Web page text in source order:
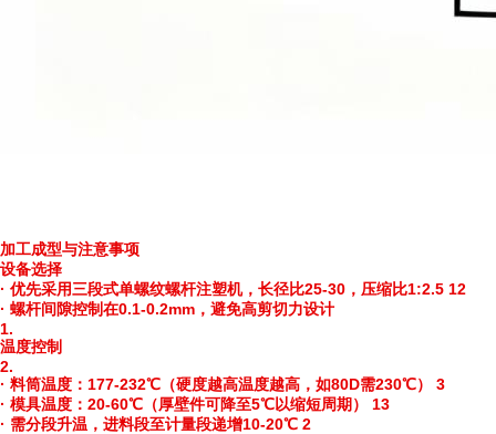
加工成型与注意事项
设备选择
· 优先采用三段式单螺纹螺杆注塑机，长径比25-30，压缩比1:2.5 12
· 螺杆间隙控制在0.1-0.2mm，避免高剪切力设计
1.
温度控制
2.
· 料筒温度： 177-232℃（硬度越高温度越高，如80D需230℃） 3
· 模具温度： 20-60℃（厚壁件可降至5℃以缩短周期） 13
· 需分段升温，进料段至计量段递增10-20℃ 2